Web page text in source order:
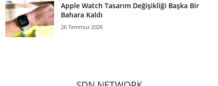
Apple Watch Tasarım Değişikliği Başka Bir
Bahara Kaldı
26 Temmuz 2026